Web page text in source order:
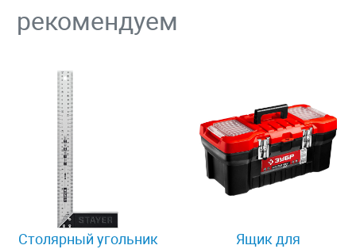
рекомендуем
Столярный угольник
Ящик для